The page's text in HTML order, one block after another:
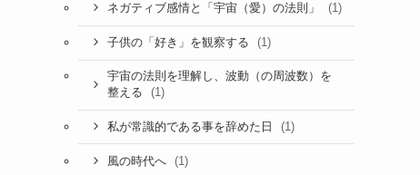
ネガティブ感情と「宇宙（愛）の法則」 (1)
子供の「好き」を観察する (1)
宇宙の法則を理解し、波動（の周波数）を
整える
(1)
私が常識的である事を辞めた日 (1)
風の時代へ (1)